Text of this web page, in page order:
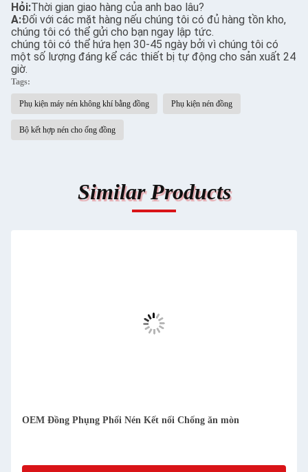
Hỏi:Thời gian giao hàng của anh bao lâu?
A:Đối với các mặt hàng nếu chúng tôi có đủ hàng tồn kho,
chúng tôi có thể gửi cho bạn ngay lập tức.
chúng tôi có thể hứa hẹn 30-45 ngày bởi vì chúng tôi có
một số lượng đáng kể các thiết bị tự động cho sản xuất 24
giờ.
Tags:
Phụ kiện máy nén không khí bằng đồng Phụ kiện nén đồng
Bộ kết hợp nén cho ống đồng
Similar Products
OEM Đồng Phụng Phối Nén Kết nối Chống ăn mòn